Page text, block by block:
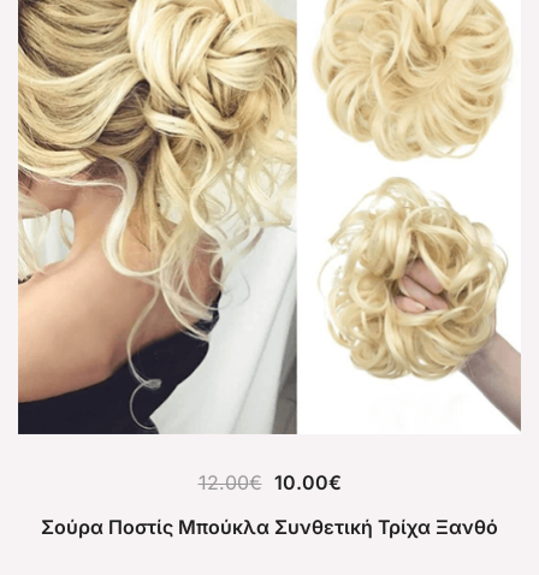
12.00€ 10.00€
Σούρα Ποστίς Μπούκλα Συνθετική Τρίχα Ξανθό